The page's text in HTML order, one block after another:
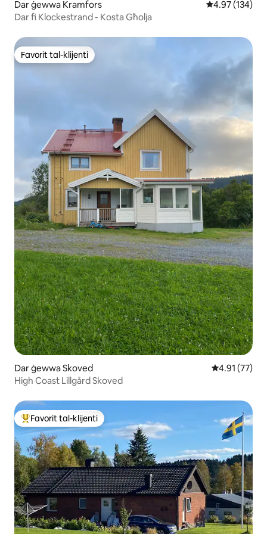
Dar ġewwa Kramfors Rating medju
4.97 (134)
Dar fi Klockestrand - Kosta Għolja
Favorit tal-klijenti
Favorit tal-klijenti
Dar ġewwa Skoved Rating
4.91 (77)
High Coast Lillgård Skoved
Wieħed mill-aqwa favoriti tal-klijenti
Favorit tal-klijenti